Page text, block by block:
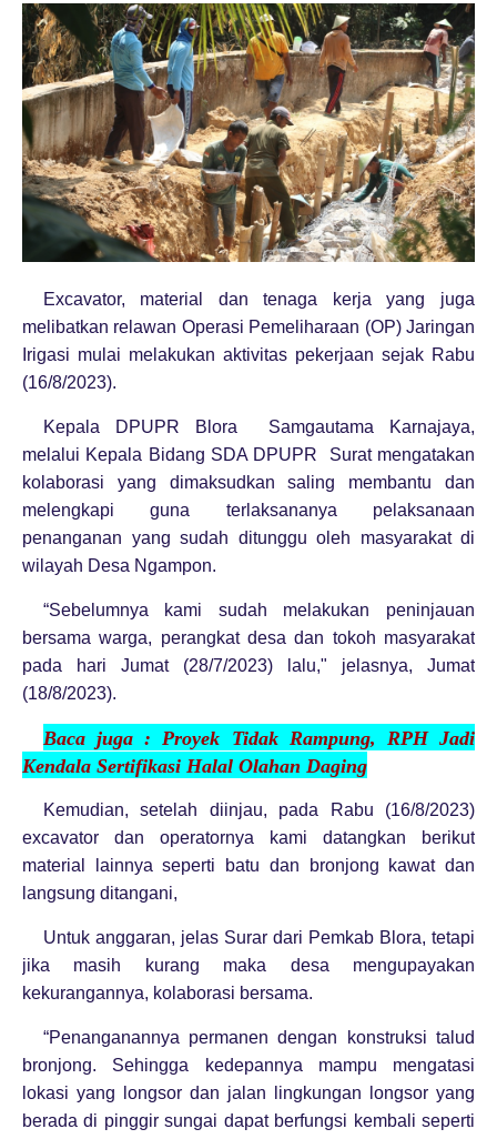
Excavator, material dan tenaga kerja yang juga
melibatkan relawan Operasi Pemeliharaan (OP) Jaringan
Irigasi mulai melakukan aktivitas pekerjaan sejak Rabu
(16/8/2023).
Kepala DPUPR Blora Samgautama Karnajaya,
melalui Kepala Bidang SDA DPUPR Surat mengatakan
kolaborasi yang dimaksudkan saling membantu dan
melengkapi guna terlaksananya pelaksanaan
penanganan yang sudah ditunggu oleh masyarakat di
wilayah Desa Ngampon.
“Sebelumnya kami sudah melakukan peninjauan
bersama warga, perangkat desa dan tokoh masyarakat
pada hari Jumat (28/7/2023) lalu," jelasnya, Jumat
(18/8/2023).
Baca juga : Proyek Tidak Rampung, RPH Jadi
Kendala Sertifikasi Halal Olahan Daging
Kemudian, setelah diinjau, pada Rabu (16/8/2023)
excavator dan operatornya kami datangkan berikut
material lainnya seperti batu dan bronjong kawat dan
langsung ditangani,
Untuk anggaran, jelas Surar dari Pemkab Blora, tetapi
jika masih kurang maka desa mengupayakan
kekurangannya, kolaborasi bersama.
“Penanganannya permanen dengan konstruksi talud
bronjong. Sehingga kedepannya mampu mengatasi
lokasi yang longsor dan jalan lingkungan longsor yang
berada di pinggir sungai dapat berfungsi kembali seperti